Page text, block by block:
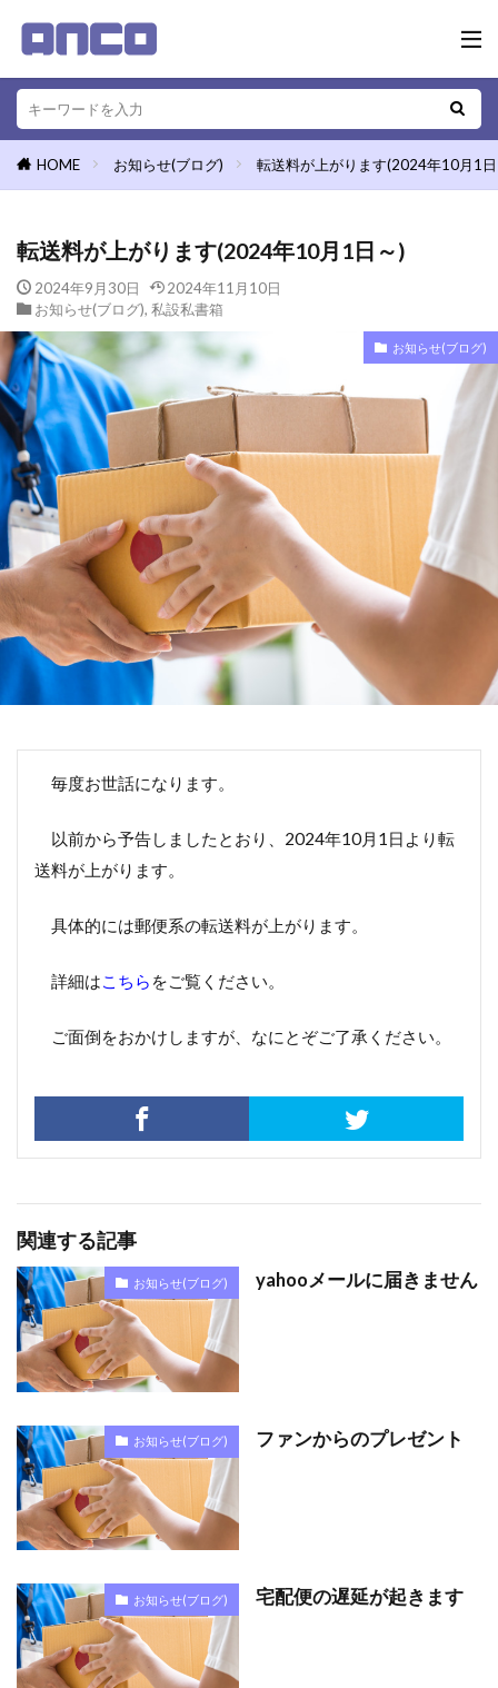
HOME お知らせ(ブログ) 転送料が上がります(2024年10月1
転送料が上がります(2024年10月1日～)
2024年9月30日
2024年11月10日
お知らせ(ブログ), 私設私書箱
お知らせ(ブログ)
毎度お世話になります。
以前から予告しましたとおり、2024年10月1日より転
送料が上がります。
具体的には郵便系の転送料が上がります。
詳細はこちら をご覧ください。
ご面倒をおかけしますが、なにとぞご了承ください。
関連する記事
お知らせ(ブログ) yahooメールに届きません
お知らせ(ブログ) ファンからのプレゼント
お知らせ(ブログ) 宅配便の遅延が起きます